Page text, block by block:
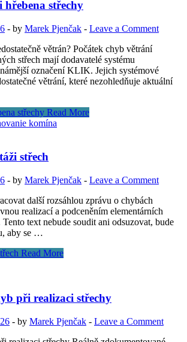
hřebena střechy
- by Marek Pjenčak - Leave a Comment
větrán? Počátek chyb větrání
střech mají dodavatelé systému
označení KLIK. Jejich systémové
větrání, které nezohledňuje aktuální
střechy Read More
střech
- by Marek Pjenčak - Leave a Comment
další rozsáhlou zprávu o chybách
realizací a podceněním elementárních
text nebude soudit ani odsuzovat, bude
aby se …
Read More
při realizaci střechy
- by Marek Pjenčak - Leave a Comment